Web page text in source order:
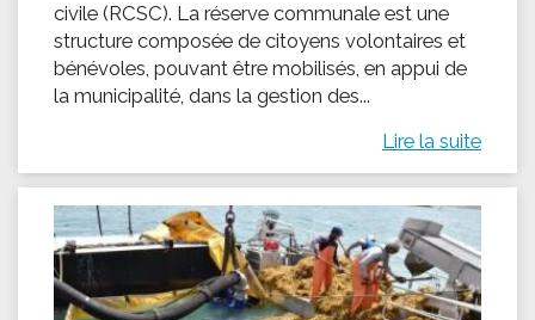
civile (RCSC). La réserve communale est une
structure composée de citoyens volontaires et
bénévoles, pouvant être mobilisés, en appui de
la municipalité, dans la gestion des...
Lire la suite